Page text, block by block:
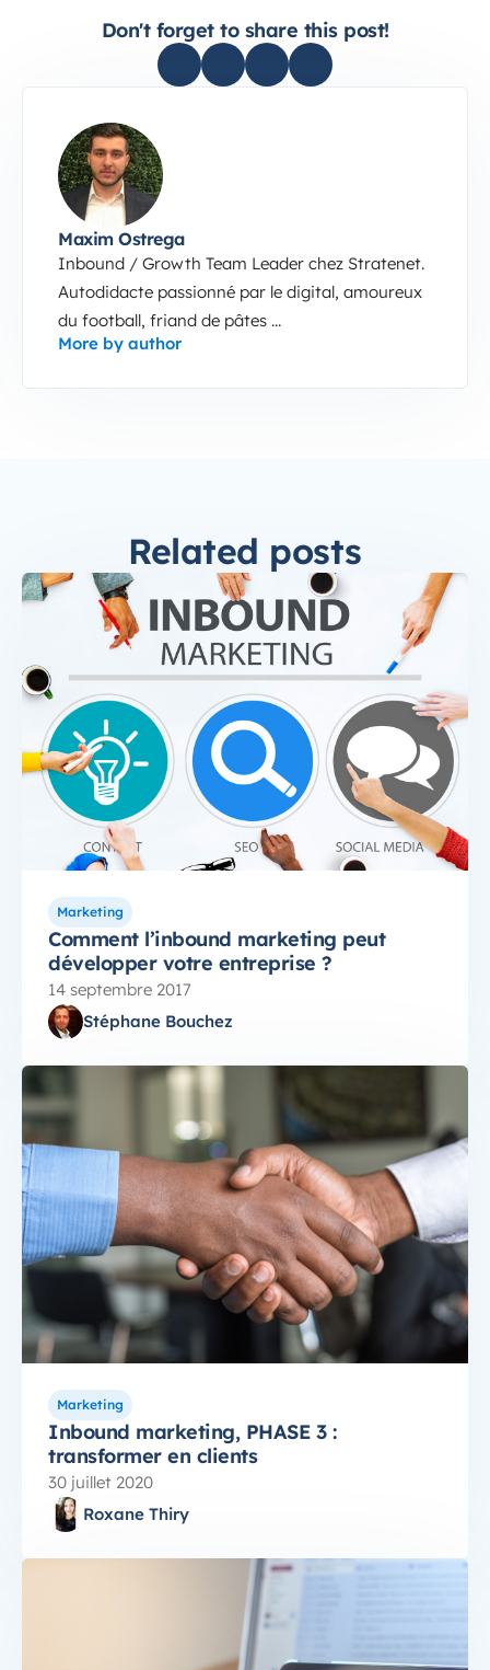
Don't forget to share this post!
Maxim Ostrega
Inbound / Growth Team Leader chez Stratenet.
Autodidacte passionné par le digital, amoureux
du football, friand de pâtes ...
More by author
Related posts
Marketing
Comment l’inbound marketing peut
développer votre entreprise ?
14 septembre 2017
Stéphane Bouchez
Marketing
Inbound marketing, PHASE 3 :
transformer en clients
30 juillet 2020
Roxane Thiry